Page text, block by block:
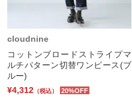
cloudnine
コットンブロードストライプマ
ルチパターン切替ワンピース(ブ
ルー)
¥4,312 （税込） 20%OFF